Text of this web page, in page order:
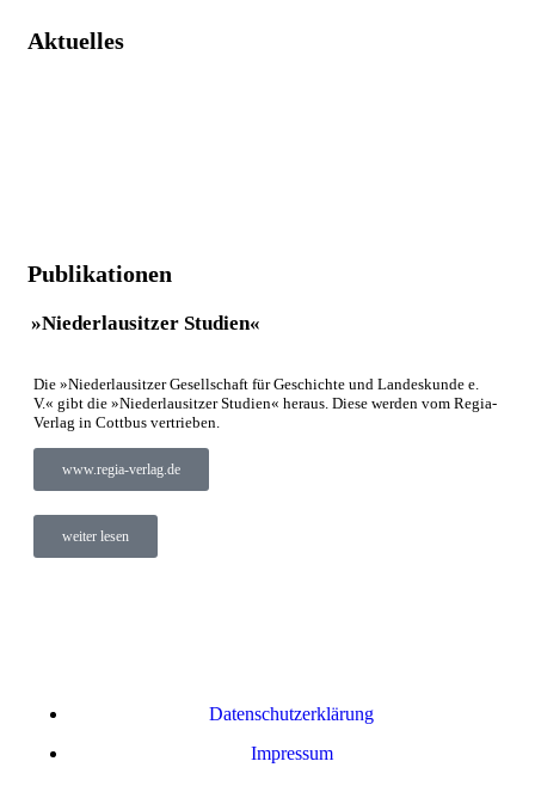
Aktuelles
Publikationen
»Niederlausitzer Studien«
Die »Niederlausitzer Gesellschaft für Geschichte und Landeskunde e.
V.« gibt die »Niederlausitzer Studien« heraus. Diese werden vom Regia-
Verlag in Cottbus vertrieben.
www.regia-verlag.de
weiter lesen
Datenschutzerklärung
Impressum